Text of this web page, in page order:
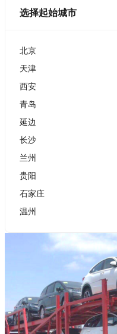
选择起始城市
北京
天津
西安
青岛
延边
长沙
兰州
贵阳
石家庄
温州